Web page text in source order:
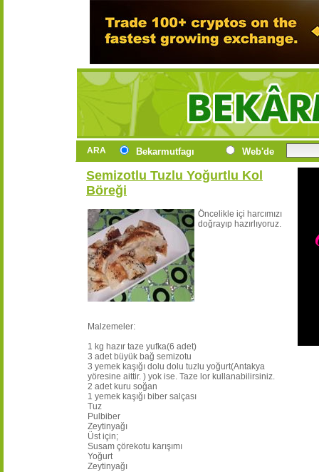
ARA Bekarmutfagı Web'de
Semizotlu Tuzlu Yoğurtlu Kol
Böreği
Öncelikle içi harcımızı
doğrayıp hazırlıyoruz.
Malzemeler:
1 kg hazır taze yufka(6 adet)
3 adet büyük bağ semizotu
3 yemek kaşığı dolu dolu tuzlu yoğurt(Antakya
yöresine aittir. ) yok ise. Taze lor kullanabilirsiniz.
2 adet kuru soğan
1 yemek kaşığı biber salçası
Tuz
Pulbiber
Zeytinyağı
Üst için;
Susam çörekotu karışımı
Yoğurt
Zeytinyağı